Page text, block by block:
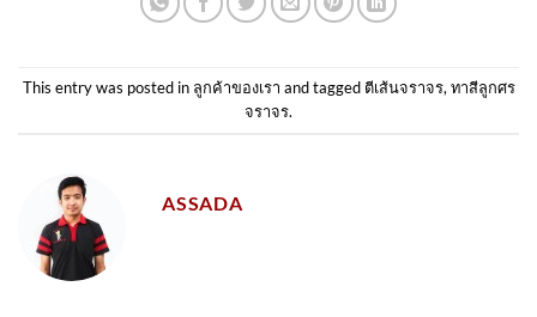
This entry was posted in ลูกค้าของเรา and tagged ตีเส้นจราจร, ทาสีลูกศร
จราจร.
ASSADA